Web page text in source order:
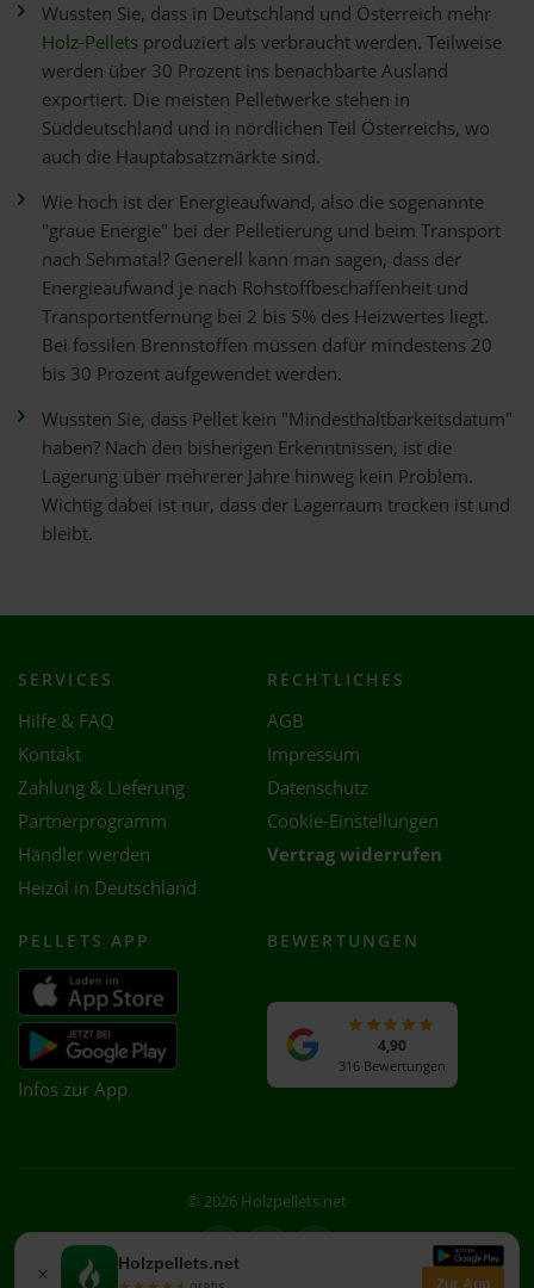
Wussten Sie, dass in Deutschland und Österreich mehr
Holz-Pellets produziert als verbraucht werden. Teilweise
werden über 30 Prozent ins benachbarte Ausland
exportiert. Die meisten Pelletwerke stehen in
Süddeutschland und in nördlichen Teil Österreichs, wo
auch die Hauptabsatzmärkte sind.
Wie hoch ist der Energieaufwand, also die sogenannte
"graue Energie" bei der Pelletierung und beim Transport
nach Sehmatal? Generell kann man sagen, dass der
Energieaufwand je nach Rohstoffbeschaffenheit und
Transportentfernung bei 2 bis 5% des Heizwertes liegt.
Bei fossilen Brennstoffen müssen dafür mindestens 20
bis 30 Prozent aufgewendet werden.
Wussten Sie, dass Pellet kein "Mindesthaltbarkeitsdatum"
haben? Nach den bisherigen Erkenntnissen, ist die
Lagerung über mehrerer Jahre hinweg kein Problem.
Wichtig dabei ist nur, dass der Lagerraum trocken ist und
bleibt.
× Holzpellets.net
Zur App
SERVICES
Hilfe & FAQ
Kontakt
Zahlung & Lieferung
Partnerprogramm
Händler werden
Heizöl in Deutschland
RECHTLICHES
AGB
Impressum
Datenschutz
Cookie-Einstellungen
Vertrag widerrufen
PELLETS APP
Infos zur App
BEWERTUNGEN
4,90
316 Bewertungen
© 2026 Holzpellets.net
Facebook